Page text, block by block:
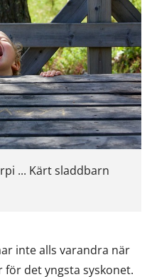
... Kärt sladdbarn
inte alls varandra när
det yngsta syskonet.